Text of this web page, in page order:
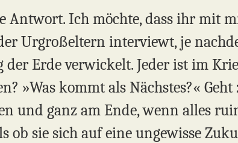
Antwort. Ich möchte, dass ihr mit
Urgroßeltern interviewt, je
der Erde verwickelt. Jeder ist im
»Was kommt als Nächstes?«
und ganz am Ende, wenn alles
ob sie sich auf eine ungewisse